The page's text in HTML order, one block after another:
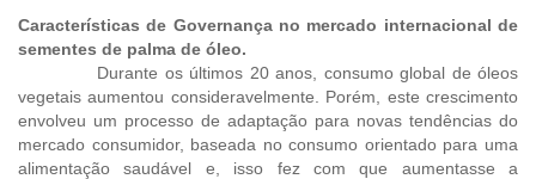
Características de Governança no mercado internacional de
sementes de palma de óleo.
Durante os últimos 20 anos, consumo global de óleos
vegetais aumentou consideravelmente. Porém, este crescimento
envolveu um processo de adaptação para novas tendências do
mercado consumidor, baseada no consumo orientado para uma
alimentação saudável e, isso fez com que aumentasse a